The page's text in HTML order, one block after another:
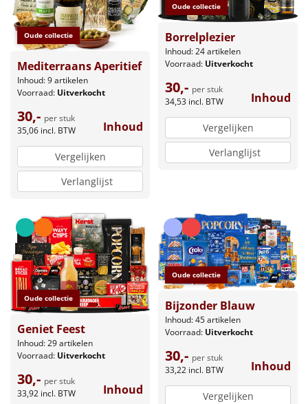
Oude collectie
Mediterraans Aperitief
Inhoud: 9 artikelen
Voorraad: Uitverkocht
30,- per stuk
35,06 incl. BTW Inhoud
Vergelijken
Verlanglijst
Oude collectie
Borrelplezier
Inhoud: 24 artikelen
Voorraad: Uitverkocht
30,- per stuk
34,53 incl. BTW Inhoud
Vergelijken
Verlanglijst
Oude collectie
Geniet Feest
Inhoud: 29 artikelen
Voorraad: Uitverkocht
30,- per stuk
33,92 incl. BTW Inhoud
Oude collectie
Bijzonder Blauw
Inhoud: 45 artikelen
Voorraad: Uitverkocht
30,- per stuk
33,22 incl. BTW Inhoud
Vergelijken